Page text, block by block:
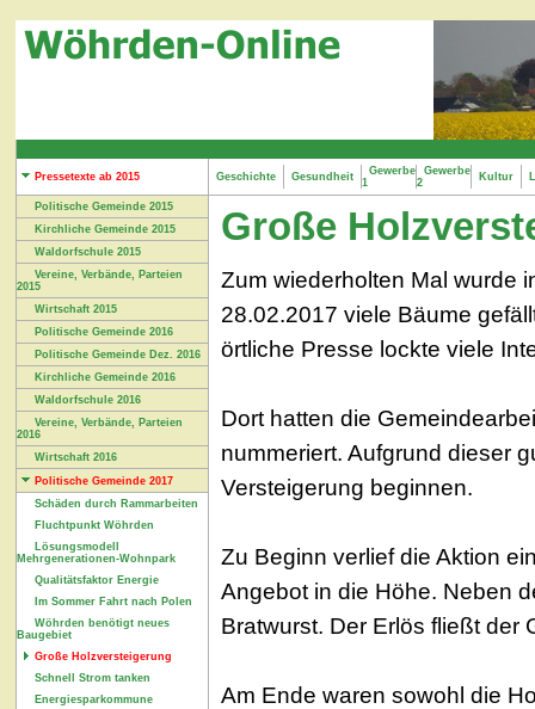
Pressetexte ab 2015 Geschichte Gesundheit
Gewerbe
1
Gewerbe
2
Kultur
Politische Gemeinde 2015
Kirchliche Gemeinde 2015
Waldorfschule 2015
Vereine, Verbände, Parteien
2015
Wirtschaft 2015
Politische Gemeinde 2016
Politische Gemeinde Dez. 2016
Kirchliche Gemeinde 2016
Waldorfschule 2016
Vereine, Verbände, Parteien
2016
Wirtschaft 2016
Politische Gemeinde 2017
Schäden durch Rammarbeiten
Fluchtpunkt Wöhrden
Lösungsmodell
Mehrgenerationen-Wohnpark
Qualitätsfaktor Energie
Im Sommer Fahrt nach Polen
Wöhrden benötigt neues
Baugebiet
Große Holzversteigerung
Schnell Strom tanken
Energiesparkommune
Große
Zum wiederholten Mal wurde
28.02.2017 viele Bäume
örtliche Presse lockte viele
Dort hatten die
nummeriert. Aufgrund dieser
Versteigerung beginnen.
Zu Beginn verlief die Aktion
Angebot in die Höhe. Neben
Bratwurst. Der Erlös fließt der
Am Ende waren sowohl die